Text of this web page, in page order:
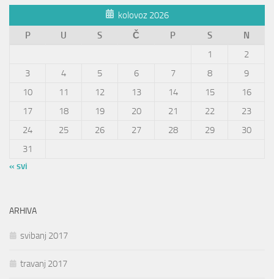
kolovoz 2026
P
U S Č P S
N
1
2
3
4 5 6 7 8
9
10
11 12 13 14 15
16
17
18 19 20 21 22
23
24
25 26 27 28 29
30
31
« svi
ARHIVA
svibanj 2017
travanj 2017